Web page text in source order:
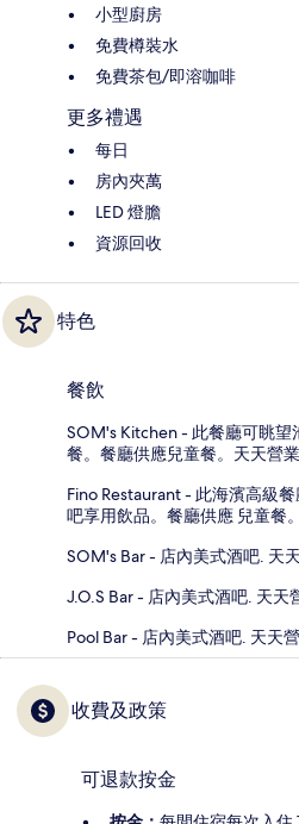
小型廚房
免費樽裝水
免費茶包/即溶咖啡
更多禮遇
每日
房內夾萬
LED 燈膽
資源回收
特色
餐飲
SOM's Kitchen - 此餐廳可眺
餐。餐廳供應兒童餐。天天營業
Fino Restaurant - 此海濱高級
吧享用飲品。餐廳供應 兒童餐
SOM's Bar - 店內美式酒吧. 天天
J.O.S Bar - 店內美式酒吧. 天天
Pool Bar - 店內美式酒吧. 天天營
收費及政策
可退款按金